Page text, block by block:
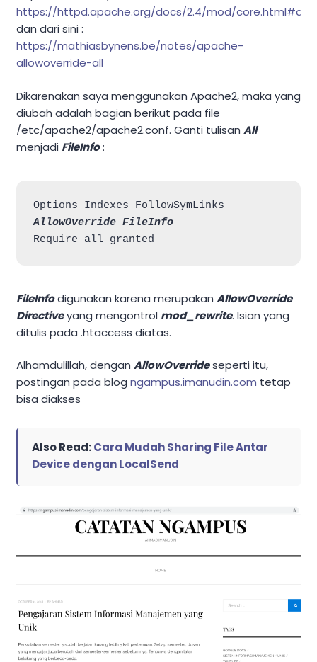
https://httpd.apache.org/docs/2.4/mod/
dan dari sini :
https://mathiasbynens.be/notes/apache-
allowoverride-all
Dikarenakan saya menggunakan Apache2, maka yang
diubah adalah bagian berikut pada file
/etc/apache2/apache2.conf. Ganti tulisan All
menjadi FileInfo:
AllowOverride FileInfo
FileInfodigunakan karena merupakan AllowOverride
Directiveyang mengontrol mod_rewrite. Isian yang
ditulis pada .htaccess diatas.
Alhamdulillah, dengan AllowOverrideseperti itu,
postingan pada blog ngampus.imanudin.com tetap
bisa diakses
Also Read:Cara Mudah Sharing File Antar
Device dengan LocalSend